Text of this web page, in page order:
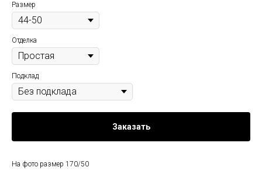
Размер
Отделка
Подклад
Заказать
На фото размер 170/50